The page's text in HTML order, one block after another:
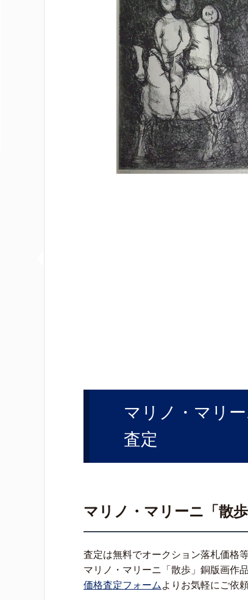
マリノ・マリ
査定
マリノ・マリーニ「散
査定は無料でオークション落札価格
マリノ・マリーニ「散歩」銅版画作
価格査定フォーム よりお気軽にご依